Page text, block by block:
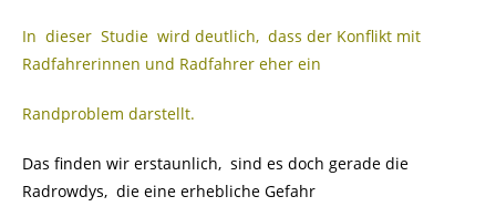
In dieser Studie wird deutlich, dass der Konflikt mit
Radfahrerinnen und Radfahrer eher ein
Randproblem darstellt.
Das finden wir erstaunlich, sind es doch gerade die
Radrowdys, die eine erhebliche Gefahr